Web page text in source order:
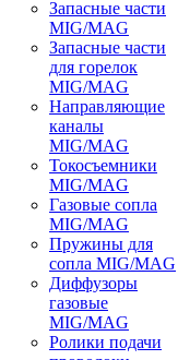
Запасные части
MIG/MAG
Запасные части
для горелок
MIG/MAG
Направляющие
каналы
MIG/MAG
Токосъемники
MIG/MAG
Газовые сопла
MIG/MAG
Пружины для
сопла MIG/MAG
Диффузоры
газовые
MIG/MAG
Ролики подачи